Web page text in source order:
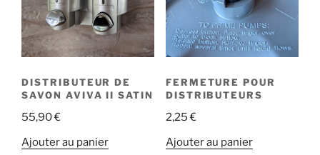
DISTRIBUTEUR DE
SAVON AVIVA II SATIN
55,90€
Ajouter au panier
FERMETURE POUR
DISTRIBUTEURS
2,25€
Ajouter au panier